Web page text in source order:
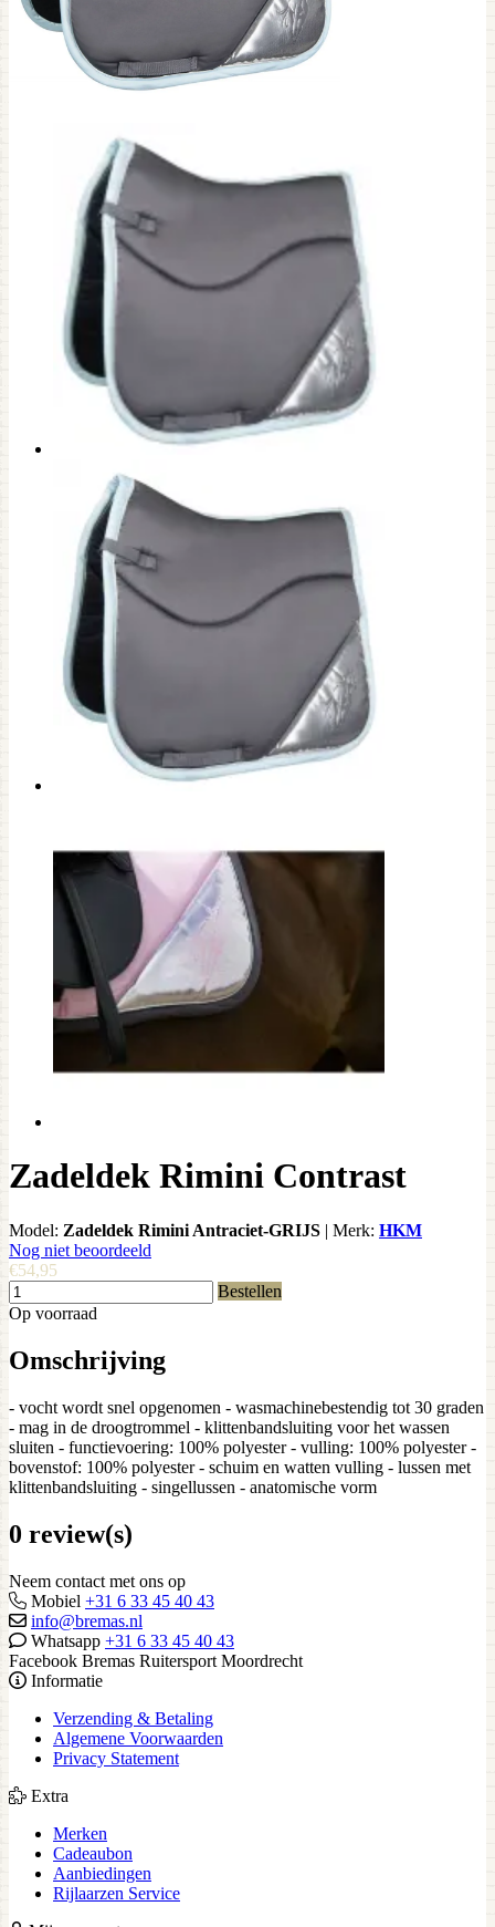
Zadeldek Rimini Contrast
Model: Zadeldek Rimini Antraciet-GRIJS | Merk: HKM
Nog niet beoordeeld
€54,95
Bestellen
Op voorraad
Omschrijving
- vocht wordt snel opgenomen - wasmachinebestendig tot 30 graden
- mag in de droogtrommel - klittenbandsluiting voor het wassen
sluiten - functievoering: 100% polyester - vulling: 100% polyester -
bovenstof: 100% polyester - schuim en watten vulling - lussen met
klittenbandsluiting - singellussen - anatomische vorm
0 review(s)
Neem contact met ons op
Mobiel +31 6 33 45 40 43
info@bremas.nl
Whatsapp +31 6 33 45 40 43
Facebook Bremas Ruitersport Moordrecht
Informatie
Verzending & Betaling
Algemene Voorwaarden
Privacy Statement
Extra
Merken
Cadeaubon
Aanbiedingen
Rijlaarzen Service